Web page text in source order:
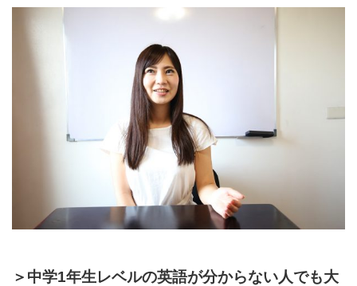
＞中学1年生レベルの英語が分からない人でも大